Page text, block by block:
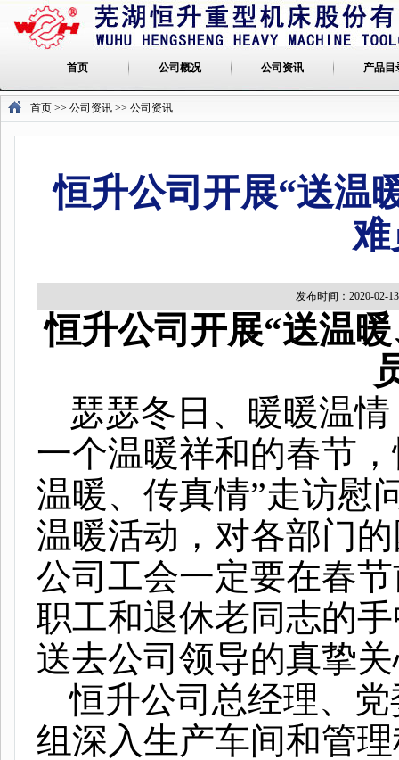
首页 公司概况 公司资讯 产品目
首页 >> 公司资讯 >> 公司资讯
恒升公司开展“送温
发布时间：2020-02-
恒升公司开展“送温
瑟瑟冬日、暖暖温
一个温暖祥和的春节
温暖、传真情”走访慰
温暖活动，对各部门
公司工会一定要在春
职工和退休老同志的
送去公司领导的真挚
恒升公司总经理、
组深入生产车间和管